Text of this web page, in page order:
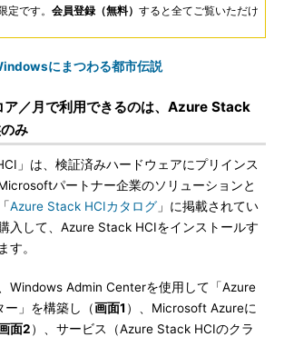
定です。 会員登録（無料） すると全てご覧いただけ
にまつわる都市伝説
ア／月で利用できるのは、Azure Stack
み
」は、検証済みハードウェアにプリインス
パートナー企業のソリューションと
Azure Stack HCIカタログ 」に掲載されてい
入して、Azure Stack HCIをインストールす
す。
Windows Admin Centerを使用して「Azure
」を構築し（画面1 ）、Microsoft Azureに
面2）、サービス（Azure Stack HCIのクラ